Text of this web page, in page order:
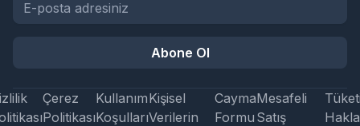
Abone Ol
Çerez
Politikası
Kullanım
Koşulları
Kişisel
Verilerin
Cayma
Formu
Mesafeli
Satış